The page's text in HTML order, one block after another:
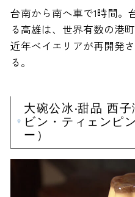
台南から南へ車で1時間。
る高雄は、世界有数の港町
近年ベイエリアが再開発
る。
大碗公冰·甜品 西
ビン・ティェンピ
ー）